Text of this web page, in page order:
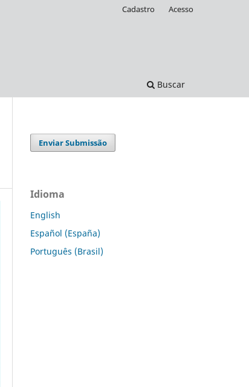
Buscar
Cadastro Acesso
Enviar Submissão
Idioma
English
Español (España)
Português (Brasil)